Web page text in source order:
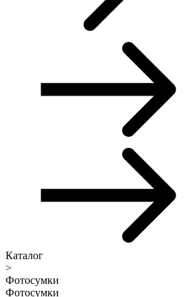
Каталог
>
Фотосумки
Фотосумки